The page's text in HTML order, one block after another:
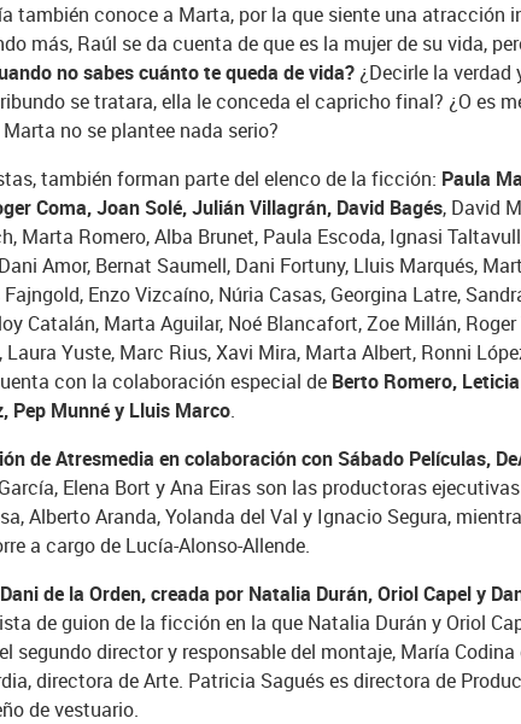
también conoce a Marta, por la que siente una atracción
más, Raúl se da cuenta de que es la mujer de su vida,
no sabes cuánto te queda de vida? ¿Decirle la verdad
se tratara, ella le conceda el capricho final? ¿O es
no se plantee nada serio?
también forman parte del elenco de la ficción: Paula
Coma, Joan Solé, Julián Villagrán, David Bagés, David
Marta Romero, Alba Brunet, Paula Escoda, Ignasi
Amor, Bernat Saumell, Dani Fortuny, Lluis Marqués,
Enzo Vizcaíno, Núria Casas, Georgina Latre,
Catalán, Marta Aguilar, Noé Blancafort, Zoe Millán, Roger
Yuste, Marc Rius, Xavi Mira, Marta Albert, Ronni
con la colaboración especial de Berto Romero,
Pep Munné y Lluis Marco.
de Atresmedia en colaboración con Sábado Películas,
Elena Bort y Ana Eiras son las productoras
Alberto Aranda, Yolanda del Val y Ignacio Segura,
a cargo de Lucía-Alonso-Allende.
de la Orden, creada por Natalia Durán, Oriol Capel y
de guion de la ficción en la que Natalia Durán y Oriol
segundo director y responsable del montaje, María
directora de Arte. Patricia Sagués es directora de
de vestuario.